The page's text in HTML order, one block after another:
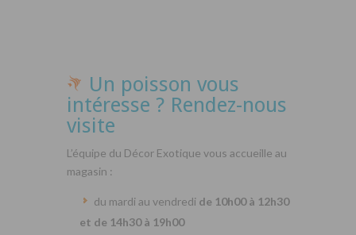
Un poisson vous
intéresse ? Rendez-nous
visite
L’équipe du Décor Exotique vous accueille au
magasin :
du mardi au vendredi de 10h00 à 12h30
et de 14h30 à 19h00